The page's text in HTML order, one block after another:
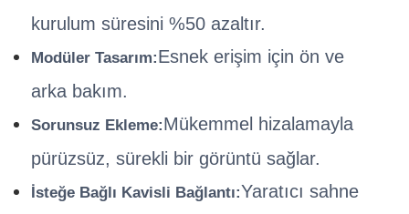
kurulum süresini %50 azaltır.
Modüler Tasarım:Esnek erişim için ön ve
arka bakım.
Sorunsuz Ekleme:Mükemmel hizalamayla
pürüzsüz, sürekli bir görüntü sağlar.
İsteğe Bağlı Kavisli Bağlantı:Yaratıcı sahne